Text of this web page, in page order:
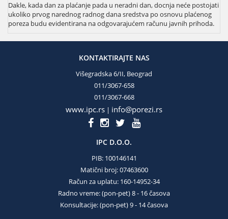
Dakle, kada dan za plaćanje pada u neradni dan, docnja neće postojati
ukoliko prvog narednog radnog dana sredstva po osnovu plaćenog
poreza budu evidentirana na odgovarajućem računu javnih prihoda.
KONTAKTIRAJTE NAS
Višegradska 6/II, Beograd
011/3067-658
011/3067-668
www.ipc.rs | info@porezi.rs
IPC D.O.O.
PIB: 100146141
Matični broj: 07463600
Račun za uplatu: 160-14952-34
Radno vreme: (pon-pet) 8 - 16 časova
Konsultacije: (pon-pet) 9 - 14 časova